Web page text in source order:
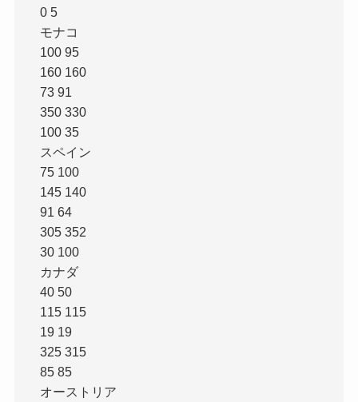
0 5
モナコ
100 95
160 160
73 91
350 330
100 35
スペイン
75 100
145 140
91 64
305 352
30 100
カナダ
40 50
115 115
19 19
325 315
85 85
オーストリア